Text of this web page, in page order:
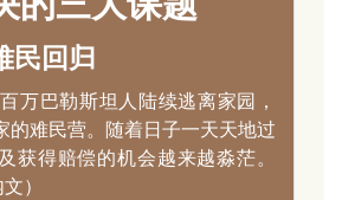
民回归
万巴勒斯坦人陆续逃离家园，
的难民营。随着日子一天天地过
获得赔偿的机会越来越淼茫。
）